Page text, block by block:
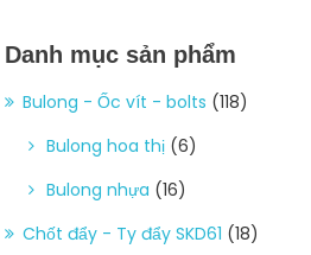
Danh mục sản phẩm
Bulong - Ốc vít - bolts (118)
Bulong hoa thị (6)
Bulong nhựa (16)
Chốt đẩy - Ty đẩy SKD61 (18)